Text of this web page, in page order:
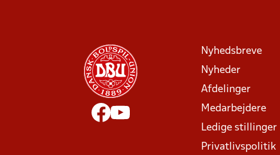
Nyhedsbreve
Nyheder
Afdelinger
Medarbejdere
Ledige stillinger
Privatlivspolitik